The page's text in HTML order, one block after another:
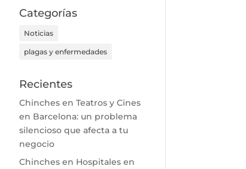
Categorías
Noticias
plagas y enfermedades
Recientes
Chinches en Teatros y Cines
en Barcelona: un problema
silencioso que afecta a tu
negocio
Chinches en Hospitales en